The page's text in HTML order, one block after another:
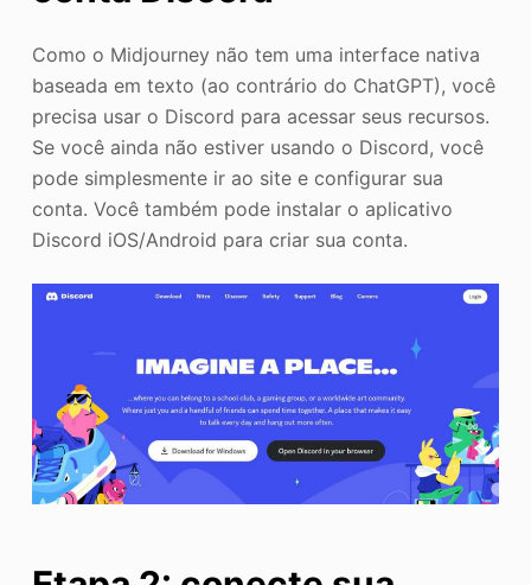
Como o Midjourney não tem uma interface nativa
baseada em texto (ao contrário do ChatGPT), você
precisa usar o Discord para acessar seus recursos.
Se você ainda não estiver usando o Discord, você
pode simplesmente ir ao site e configurar sua
conta. Você também pode instalar o aplicativo
Discord iOS/Android para criar sua conta.